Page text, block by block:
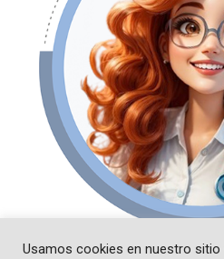
Usamos cookies en nuestro sitio